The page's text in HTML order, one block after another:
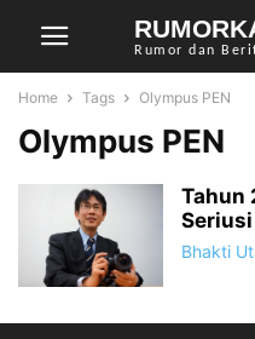
Rumor dan
Home Tags Olympus PEN
Olympus PEN
Tahun
Bhakti